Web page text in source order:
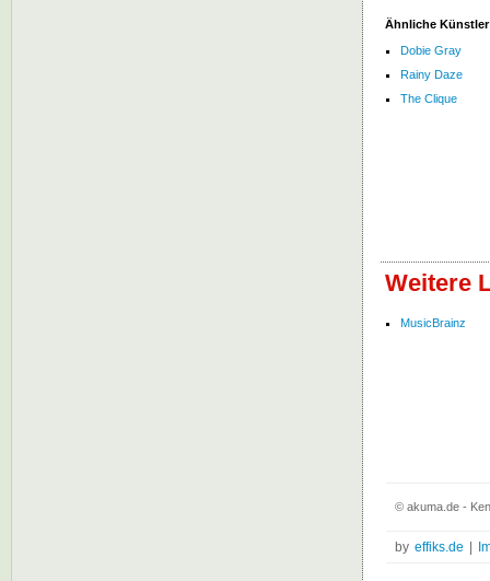
Ähnliche Künstler
Dobie Gray
Rainy Daze
The Clique
Weitere
MusicBrainz
© akuma.de -
by effiks.de